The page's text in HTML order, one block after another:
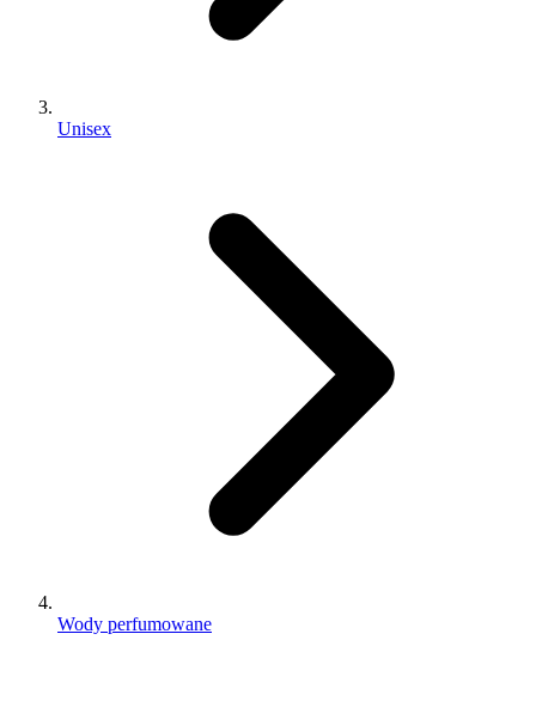
Unisex
Wody perfumowane